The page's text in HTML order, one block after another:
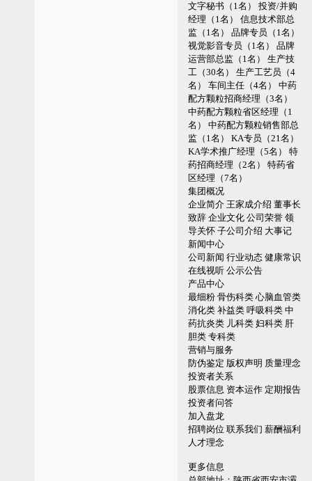
文字秘书（1名）
投资/并购
经理（1名）
信息技术部总
监（1名）
品牌专员（1名）
视觉影音专员（1名）
品牌
运营部总监（1名）
生产技
工（30名）
生产工艺员（4
名）
车间主任（4名）
中药
配方颗粒招商经理（3名）
中药配方颗粒省区经理（1
名）
中药配方颗粒销售部总
监（1名）
KA专员（21名）
KA学术推广经理（5名）
特
药招商经理（2名）
特药省
区经理（7名）
集团概况
企业简介 王家成介绍 董事长
致辞 企业文化 公司荣誉 领
导关怀 子公司介绍 大事记
新闻中心
公司新闻 行业动态 健康常识
在线视听 公示公告
产品中心
最细粉 骨伤科类 心脑血管类
消化类 补益类 呼吸科类 中
药抗炎类 儿科类 妇科类 肝
胆类 专科类
营销与服务
防伪鉴定 版权声明 质量理念
投资者关系
股票信息 资本运作 定期报告
投资者问答
加入盘龙
招聘岗位 联系我们 薪酬福利
人才理念
更多信息